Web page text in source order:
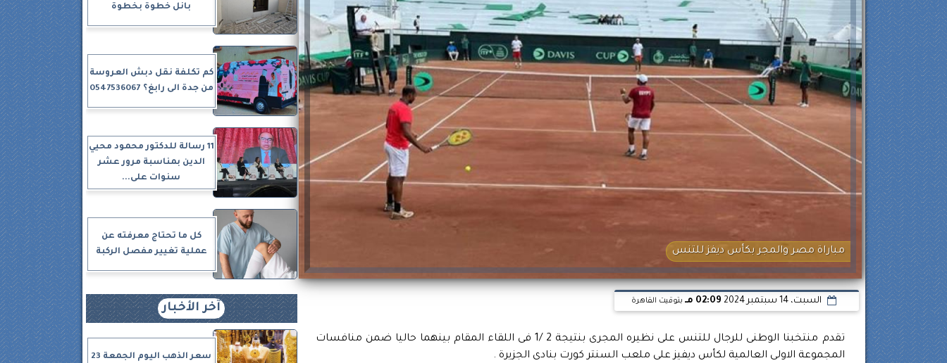
مباراة مصر والمجر بكأس ديفز للتنس
السبت، 14 سبتمبر 2024 02:09 مـ بتوقيت القاهرة
تقدم منتخبنا الوطنى للرجال للتنس على نظيره المجرى بنتيجة 2 /1 فى اللقاء المقام بينهما حاليا ضمن منافسات
المجموعة الاولى العالمية لكأس ديفيز على ملعب السنتر كورت بنادى الجزيرة .
بانل خطوة بخطوة
كم تكلفة نقل دبش العروسة
من جدة الى رابغ؟ 0547536067
11 رسالة للدكتور محمود محيي
الدين بمناسبة مرور عشر
سنوات على...
كل ما تحتاج معرفته عن
عملية تغيير مفصل الركبة
آخر الأخبار
سعر الذهب اليوم الجمعة 23